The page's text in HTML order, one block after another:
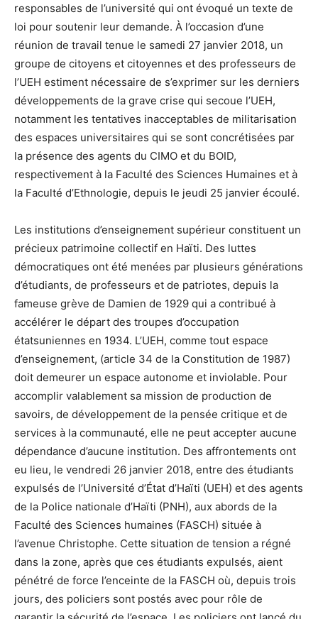
responsables de l’université qui ont évoqué un texte de
loi pour soutenir leur demande. À l’occasion d’une
réunion de travail tenue le samedi 27 janvier 2018, un
groupe de citoyens et citoyennes et des professeurs de
l’UEH estiment nécessaire de s’exprimer sur les derniers
développements de la grave crise qui secoue l’UEH,
notamment les tentatives inacceptables de militarisation
des espaces universitaires qui se sont concrétisées par
la présence des agents du CIMO et du BOID,
respectivement à la Faculté des Sciences Humaines et à
la Faculté d’Ethnologie, depuis le jeudi 25 janvier écoulé.
Les institutions d’enseignement supérieur constituent un
précieux patrimoine collectif en Haïti. Des luttes
démocratiques ont été menées par plusieurs générations
d’étudiants, de professeurs et de patriotes, depuis la
fameuse grève de Damien de 1929 qui a contribué à
accélérer le départ des troupes d’occupation
étatsuniennes en 1934. L’UEH, comme tout espace
d’enseignement, (article 34 de la Constitution de 1987)
doit demeurer un espace autonome et inviolable. Pour
accomplir valablement sa mission de production de
savoirs, de développement de la pensée critique et de
services à la communauté, elle ne peut accepter aucune
dépendance d’aucune institution. Des affrontements ont
eu lieu, le vendredi 26 janvier 2018, entre des étudiants
expulsés de l’Université d’État d’Haïti (UEH) et des agents
de la Police nationale d’Haïti (PNH), aux abords de la
Faculté des Sciences humaines (FASCH) située à
l’avenue Christophe. Cette situation de tension a régné
dans la zone, après que ces étudiants expulsés, aient
pénétré de force l’enceinte de la FASCH où, depuis trois
jours, des policiers sont postés avec pour rôle de